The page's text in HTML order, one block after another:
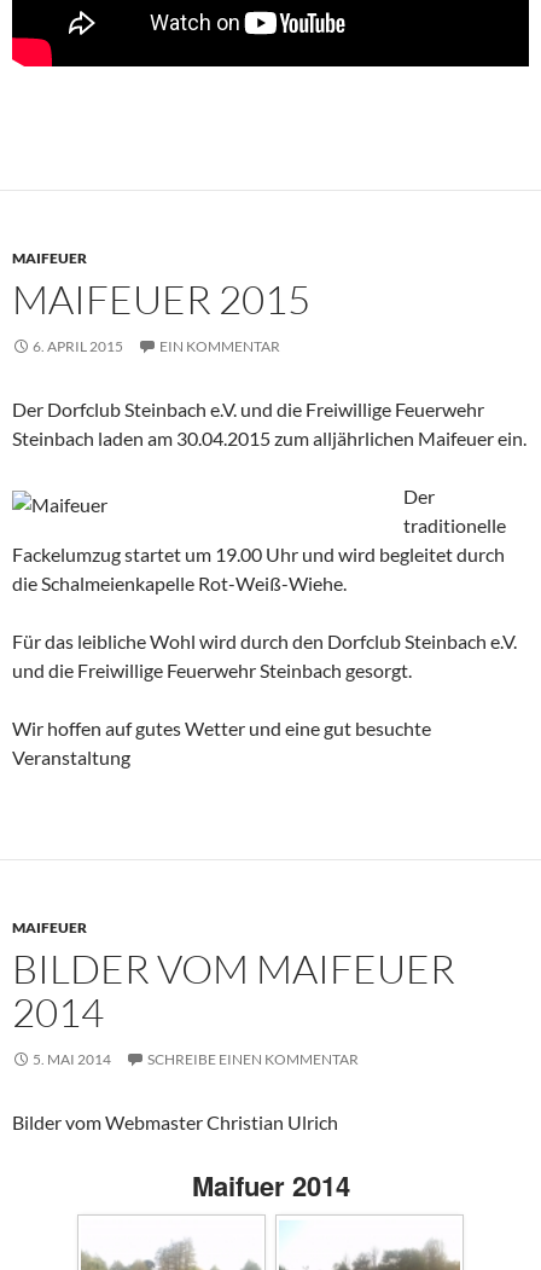
MAIFEUER
MAIFEUER 2015
6. APRIL 2015 EIN KOMMENTAR
Der Dorfclub Steinbach e.V. und die Freiwillige Feuerwehr
Steinbach laden am 30.04.2015 zum alljährlichen Maifeuer ein.
Der
traditionelle
Fackelumzug startet um 19.00 Uhr und wird begleitet durch
die Schalmeienkapelle Rot-Weiß-Wiehe.
Für das leibliche Wohl wird durch den Dorfclub Steinbach e.V.
und die Freiwillige Feuerwehr Steinbach gesorgt.
Wir hoffen auf gutes Wetter und eine gut besuchte
Veranstaltung
MAIFEUER
BILDER VOM MAIFEUER
2014
5. MAI 2014 SCHREIBE EINEN KOMMENTAR
Bilder vom Webmaster Christian Ulrich
Maifuer 2014